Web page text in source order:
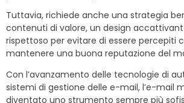
Tuttavia, richiede anche una strategia
contenuti di valore, un design
rispettoso per evitare di essere percepiti
mantenere una buona reputazione del
Con l’avanzamento delle tecnologie di
sistemi di gestione delle e-mail, l’e-mail
diventato uno strumento sempre più